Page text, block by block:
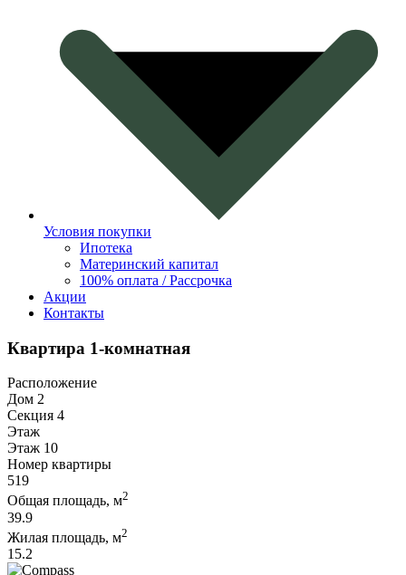
Условия покупки
Ипотека
Материнский капитал
100% оплата / Рассрочка
Акции
Контакты
Квартира 1-комнатная
Расположение
Дом 2
Секция 4
Этаж
Этаж 10
Номер квартиры
519
Общая площадь, м2
39.9
Жилая площадь, м2
15.2